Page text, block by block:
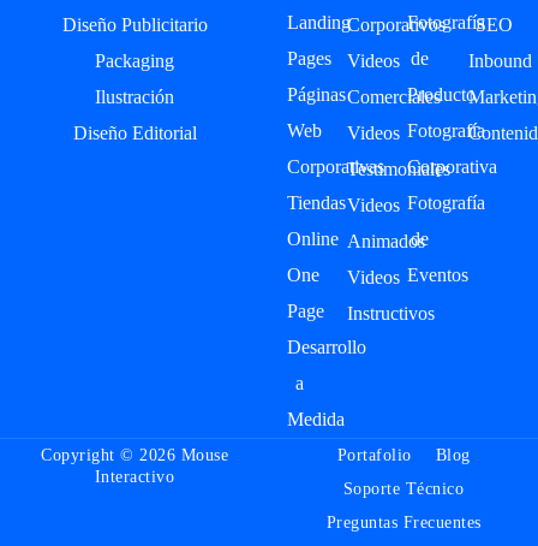
Diseño Publicitario
Packaging
Ilustración
Diseño Editorial
Landing
Pages
Páginas
Web
Corporativas
Tiendas
Online
One
Page
Desarrollo
a
Medida
Corporativos
Videos
Comerciales
Videos
Testimoniales
Videos
Animados
Videos
Instructivos
Fotografía
de
Producto
Fotografía
Corporativa
Fotografía
de
Eventos
SEO
Inbound
Copyright © 2026 Mouse
Interactivo
Portafolio
Blog
Soporte Técnico
Preguntas Frecuentes